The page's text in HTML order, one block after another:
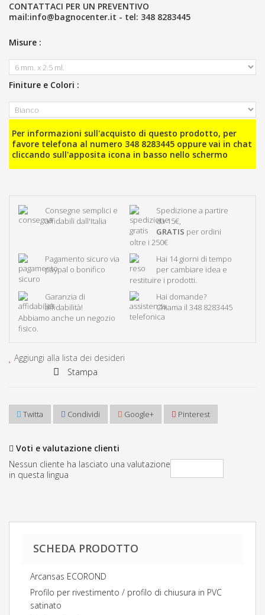
CONTATTACI PER UN PREVENTIVO
mail:info@bagnocenter.it - tel: 348 8283445
Misure :
Finiture e Colori :
Per informazioni sull'acquisto di questo prodotto, per
favore telefona al numero 348 8283445 oppure vai in chat
cliccando sull'apposita icona in basso nello schermo
Consegne semplici e
affidabili dall'Italia
Spedizione a partire
da 15€,
GRATIS per ordini
oltre i 250€
Pagamento sicuro via
paypal o bonifico
Hai 14 giorni di tempo
per cambiare idea e
restituire i prodotti.
Garanzia di
affidabilità!
Abbiamo anche un negozio
fisico.
Hai domande?
Chiama il348 8283445
Aggiungi alla lista dei desideri
Stampa
Twitta Condividi Google+ Pinterest
Voti e valutazione clienti
Nessun cliente ha lasciato una valutazione
in questa lingua
SCHEDA PRODOTTO
Arcansas ECOROND
Profilo per rivestimento / profilo di chiusura in PVC
satinato